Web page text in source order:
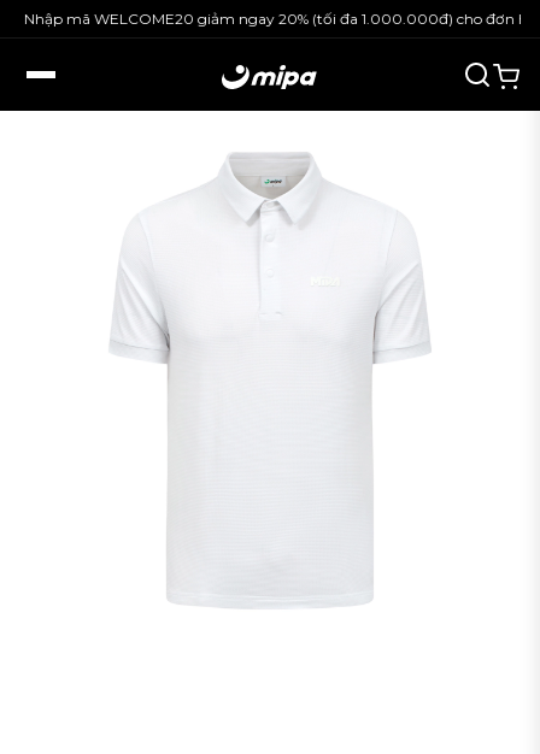
Nhập mã WELCOME20 giảm ngay 20% (tối đa 1.000.000đ) cho đơn